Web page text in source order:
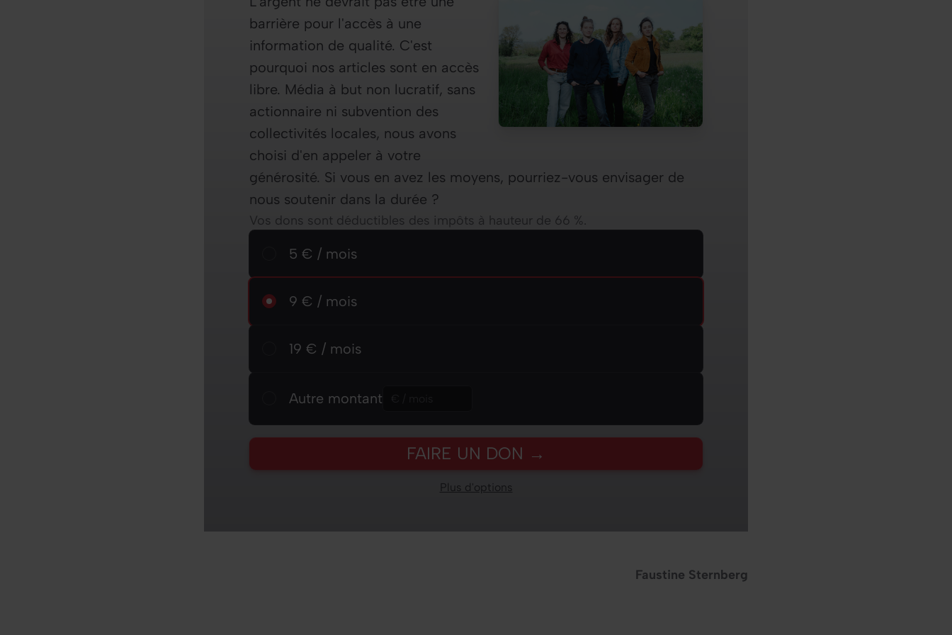
barrière pour l'accès à une
information de qualité. C'est
pourquoi nos articles sont en accès
libre. Média à but non lucratif, sans
actionnaire ni subvention des
collectivités locales, nous avons
choisi d'en appeler à votre
générosité. Si vous en avez les moyens, pourriez-vous envisager de
nous soutenir dans la durée ?
Vos dons sont déductibles des impôts à hauteur de 66 %.
5 € / mois
5 € / mois
9 € / mois
9 € / mois
19 € / mois
19 € / mois
Autre montant
Autre montant
FAIRE UN DON →
Plus d'options
Faustine Sternberg